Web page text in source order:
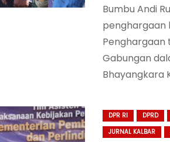
Bumbu Andi
penghargaan
Penghargaan
Gabungan
Bhayangkara
DPR RI DPRD
JURNAL KALBAR